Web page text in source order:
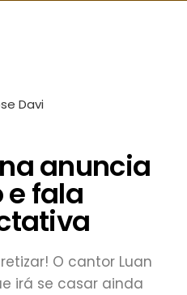
Davi
anuncia
fala
O cantor Luan
irá se casar ainda